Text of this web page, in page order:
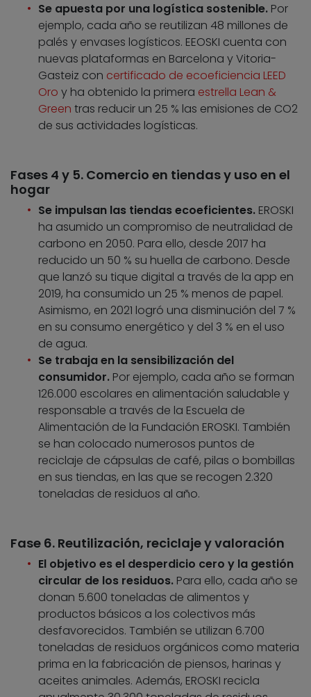
Se apuesta por una logística sostenible. Por
ejemplo, cada año se reutilizan 48 millones de
palés y envases logísticos. EEOSKI cuenta con
nuevas plataformas en Barcelona y Vitoria-
Gasteiz con certificado de ecoeficiencia LEED
Oro y ha obtenido la primera estrella Lean &
Green tras reducir un 25 % las emisiones de CO2
de sus actividades logísticas.
Fases 4 y 5. Comercio en tiendas y uso en el
hogar
Se impulsan las tiendas ecoeficientes. EROSKI
ha asumido un compromiso de neutralidad de
carbono en 2050. Para ello, desde 2017 ha
reducido un 50 % su huella de carbono. Desde
que lanzó su tique digital a través de la app en
2019, ha consumido un 25 % menos de papel.
Asimismo, en 2021 logró una disminución del 7 %
en su consumo energético y del 3 % en el uso
de agua.
Se trabaja en la sensibilización del
consumidor. Por ejemplo, cada año se forman
126.000 escolares en alimentación saludable y
responsable a través de la Escuela de
Alimentación de la Fundación EROSKI. También
se han colocado numerosos puntos de
reciclaje de cápsulas de café, pilas o bombillas
en sus tiendas, en las que se recogen 2.320
toneladas de residuos al año.
Fase 6. Reutilización, reciclaje y valoración
El objetivo es el desperdicio cero y la gestión
circular de los residuos. Para ello, cada año se
donan 5.600 toneladas de alimentos y
productos básicos a los colectivos más
desfavorecidos. También se utilizan 6.700
toneladas de residuos orgánicos como materia
prima en la fabricación de piensos, harinas y
aceites animales. Además, EROSKI recicla